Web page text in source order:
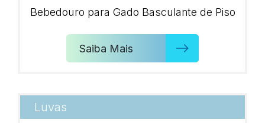
Bebedouro para Gado Basculante de Piso
Saiba Mais
Luvas